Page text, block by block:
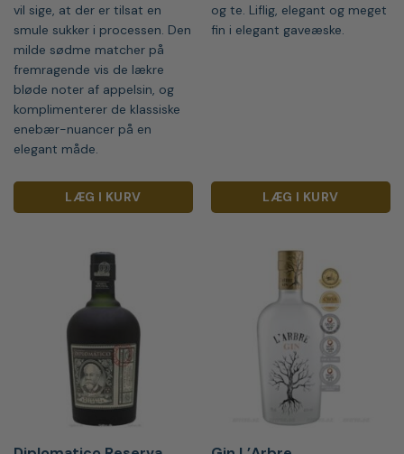
vil sige, at der er tilsat en
smule sukker i processen. Den
milde sødme matcher på
fremragende vis de lækre
bløde noter af appelsin, og
komplimenterer de klassiske
enebær-nuancer på en
elegant måde.
LÆG I KURV
og te. Liflig, elegant og meget
fin i elegant gaveæske.
LÆG I KURV